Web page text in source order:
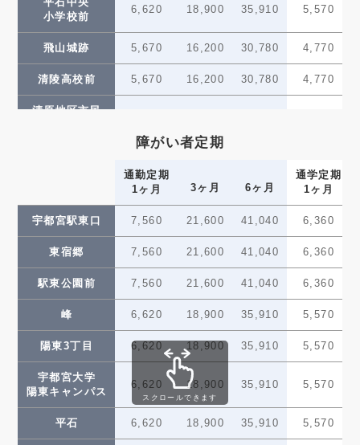
芳賀町工業団地
管理センター前
150
80
5,670 16,200
かしの森
公園前
150
(80)
80
(40)
芳賀・高根沢
工業団地
—
—
小学校前
6,620 18,900 35,910 5,570
飛山城跡 5,670 16,200 30,780 4,770
清陵高校前 5,670 16,200 30,780 4,770
清原地区市民
ゆいの杜西 3,780 10,800 20,520 3,180
ゆいの杜中央 3,780 10,800 20,520 3,180
ゆいの杜東 2,840 8,100 15,390 2,390
芳賀台 2,840 8,100 15,390 2,390
芳賀町工業団地
管理センター前
2,840 8,100 15,390 2,390
かしの森
公園前
2,840 8,100 15,390 2,390
芳賀・高根沢
— — — —
障がい者定期
通勤定期
1ヶ月
3ヶ月 6ヶ月
通学定期
1ヶ月
宇都宮駅東口 7,560 21,600 41,040 6,360
東宿郷 7,560 21,600 41,040 6,360
駅東公園前 7,560 21,600 41,040 6,360
峰 6,620 18,900 35,910 5,570
陽東3丁目 6,620 18,900 35,910 5,570
宇都宮大学
陽東キャンパス
6,620 18,900 35,910 5,570
平石 6,620 18,900 35,910 5,570
スクロールできます